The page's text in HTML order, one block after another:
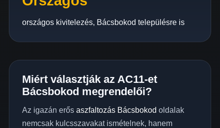
országos kivitelezés, Bácsbokod településre is
Miért választják az AC11-et
Bácsbokod megrendelői?
Az igazán erős aszfaltozás Bácsbokod oldalak
nemcsak kulcsszavakat ismételnek, hanem